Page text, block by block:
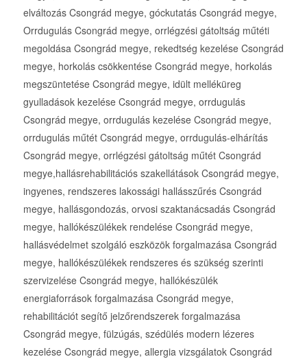
elváltozás Csongrád megye, góckutatás Csongrád megye,
Orrdugulás Csongrád megye, orrlégzési gátoltság műtéti
megoldása Csongrád megye, rekedtség kezelése Csongrád
megye, horkolás csökkentése Csongrád megye, horkolás
megszüntetése Csongrád megye, idült melléküreg
gyulladások kezelése Csongrád megye, orrdugulás
Csongrád megye, orrdugulás kezelése Csongrád megye,
orrdugulás műtét Csongrád megye, orrdugulás-elhárítás
Csongrád megye, orrlégzési gátoltság műtét Csongrád
megye,hallásrehabilitációs szakellátások Csongrád megye,
ingyenes, rendszeres lakossági hallásszűrés Csongrád
megye, hallásgondozás, orvosi szaktanácsadás Csongrád
megye, hallókészülékek rendelése Csongrád megye,
hallásvédelmet szolgáló eszközök forgalmazása Csongrád
megye, hallókészülékek rendszeres és szükség szerinti
szervizelése Csongrád megye, hallókészülék
energiaforrások forgalmazása Csongrád megye,
rehabilitációt segítő jelzőrendszerek forgalmazása
Csongrád megye, fülzúgás, szédülés modern lézeres
kezelése Csongrád megye, allergia vizsgálatok Csongrád